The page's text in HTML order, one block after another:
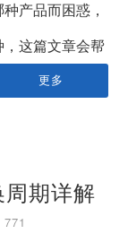
产品而困惑，
这篇文章会帮
更多
期详解
771